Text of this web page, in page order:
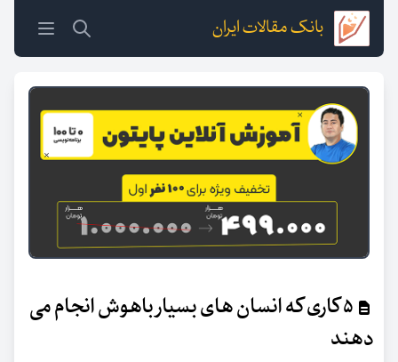
بانک مقالات ایران
۵ کاری که انسان های بسیار باهوش انجام می
دهند